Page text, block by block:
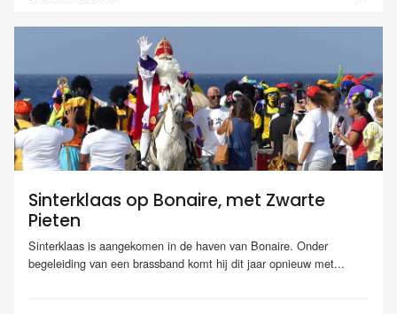
Sinterklaas op Bonaire, met Zwarte
Pieten
Sinterklaas is aangekomen in de haven van Bonaire. Onder
begeleiding van een brassband komt hij dit jaar opnieuw met...